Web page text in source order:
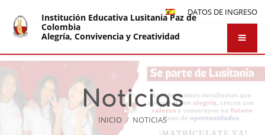
DATOS DE INGRESO
Institución Educativa Lusitania Paz de
Colombia
Alegría, Convivencia y Creatividad
Noticias
INICIO / NOTICIAS